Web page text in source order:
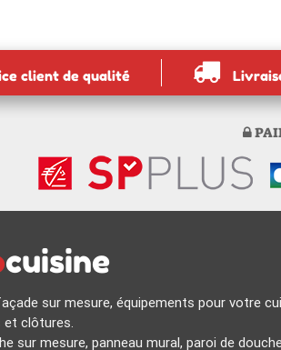
client de qualité
cuisine
sur mesure, équipements pour votre
et clôtures.
sur mesure, panneau mural, paroi de